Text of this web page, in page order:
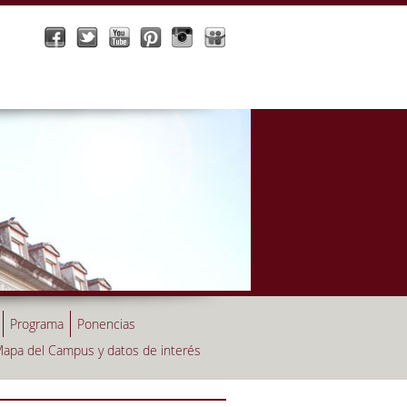
Programa
Ponencias
del Campus y datos de interés